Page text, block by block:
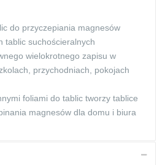
do przyczepiania magnesów
tablic suchościeralnych
wielokrotnego zapisu w
przychodniach, pokojach
foliami do tablic tworzy tablice
magnesów dla domu i biura